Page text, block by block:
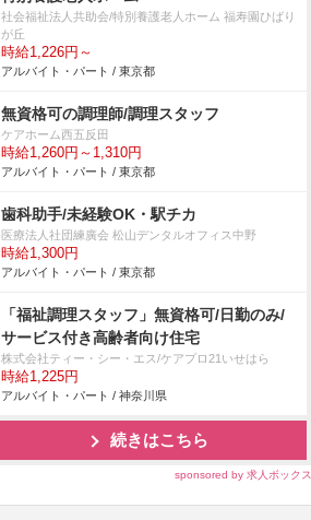
社会福祉法人共助会/特別養護老人ホーム 福寿園ひばり
が丘
時給1,226円～
アルバイト・パート / 東京都
無資格可の調理師/調理スタッフ
ケアホーム西五反田
時給1,260円～1,310円
アルバイト・パート / 東京都
歯科助手/未経験OK・駅チカ
医療法人社団練廣会 松山デンタルオフィス中野
時給1,300円
アルバイト・パート / 東京都
「福祉調理スタッフ」無資格可/日勤のみ/
サービス付き高齢者向け住宅
株式会社ティー・シー・エス/ケアプロ21いせはら
時給1,225円
アルバイト・パート / 神奈川県
続きはこちら
sponsored by 求人ボックス